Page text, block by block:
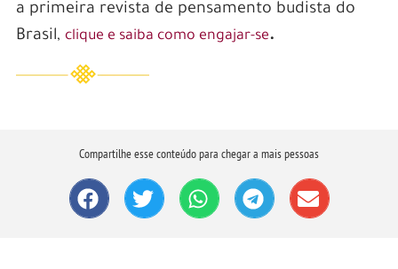
a primeira revista de pensamento budista do
Brasil, clique e saiba como engajar-se.
Compartilhe esse conteúdo para chegar a mais pessoas